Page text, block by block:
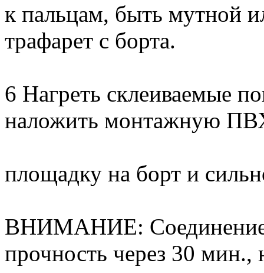
к пальцам, быть мутной
трафарет с борта.
6 Нагреть склеиваемые
наложить монтажную
площадку на борт и
ВНИМАНИЕ: Соединение
прочность через 30 мин.,